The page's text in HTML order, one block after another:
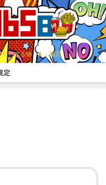
にする物・人・風景。
定